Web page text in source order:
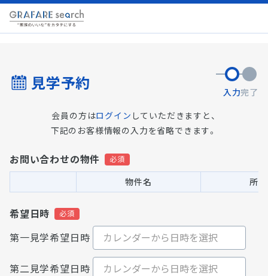
見学予約 入力完了
会員の方はログイン していただきますと、
下記のお客様情報の入力を省略できます。
お問い合わせの物件
物件名 所
希望日時
第一見学希望日時
第二見学希望日時